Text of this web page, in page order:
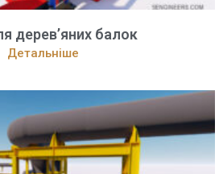
дерев’яних балок
Детальніше